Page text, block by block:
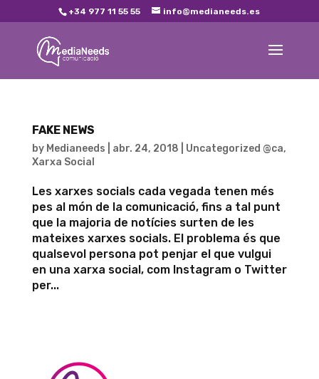
+34 977 11 55 55 info@medianeeds.es
FAKE NEWS
by Medianeeds abr. 24, 2018 Uncategorized @ca,
Xarxa Social
Les xarxes socials cada vegada tenen més
pes al món de la comunicació, fins a tal punt
que la majoria de notícies surten de les
mateixes xarxes socials. El problema és que
qualsevol persona pot penjar el que vulgui
en una xarxa social, com Instagram o Twitter
per...